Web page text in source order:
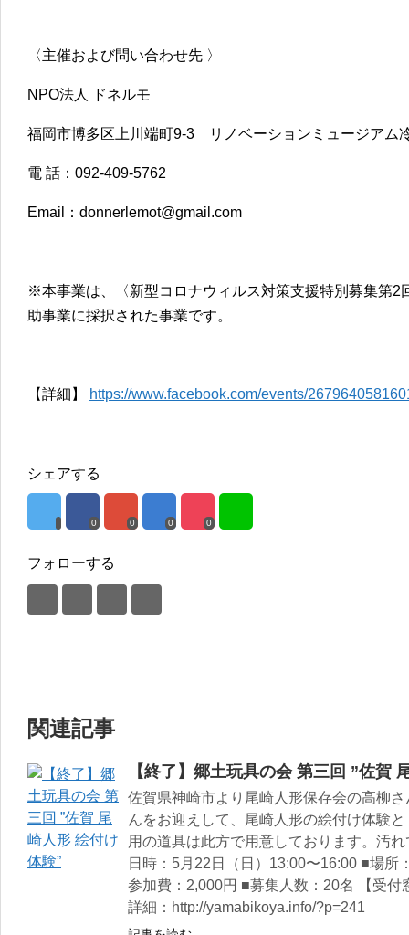
〈主催および問い合わせ先 〉
NPO法人 ドネルモ
福岡市博多区上川端町9-3 リノベーションミュージアム
電 話：092-409-5762
Email：donnerlemot@gmail.com
※本事業は、〈新型コロナウィルス対策支援特別募集第2
助事業に採択された事業です。
【詳細】 https://www.facebook.com/events/
シェアする
0 0 0 0
フォローする
関連記事
【終了】郷土玩具の会 第三回 ”佐賀
佐賀県神崎市より尾崎人形保存会の高柳
んをお迎えして、尾崎人形の絵付け体験
用の道具は此方で用意しております。汚
日時：5月22日（日）13:00〜16:00 ■場所
参加費：2,000円 ■募集人数：20名 【受
詳細：http://yamabikoya.info/?p=241